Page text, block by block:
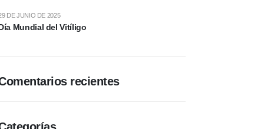
Mundial del Vitíligo
DE JUNIO DE 2025
recientes